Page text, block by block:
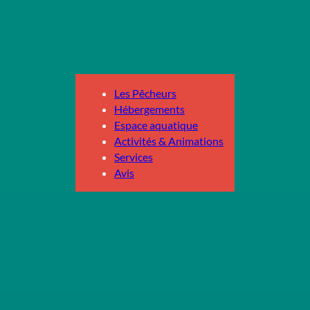
Les Pêcheurs
Hébergements
Espace aquatique
Activités & Animations
Services
Avis